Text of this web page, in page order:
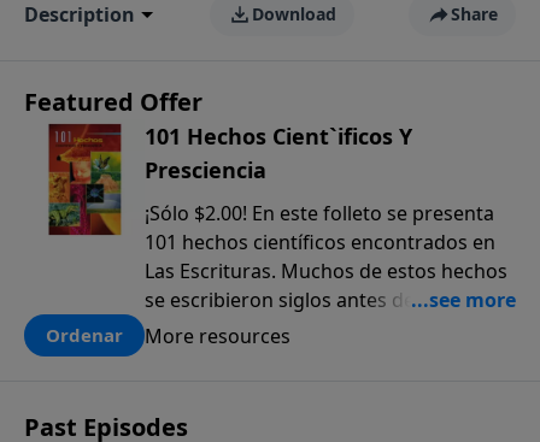
Description Download Share
Featured Offer
101 Hechos Cient`ificos Y
Presciencia
¡Sólo $2.00! En este folleto se presenta
101 hechos científicos encontrados en
Las Escrituras. Muchos de estos hechos
se escribieron siglos antes de que
fueran descubiertos. El anticipado
más a la prueba colectiva de que la
Ordenar More resources
Past Episodes